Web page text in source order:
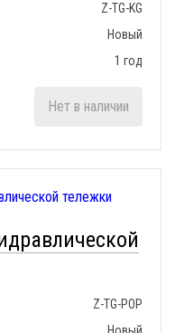
Z-TG-KG
Новый
1 год
Нет в наличии
Z-TG-POP